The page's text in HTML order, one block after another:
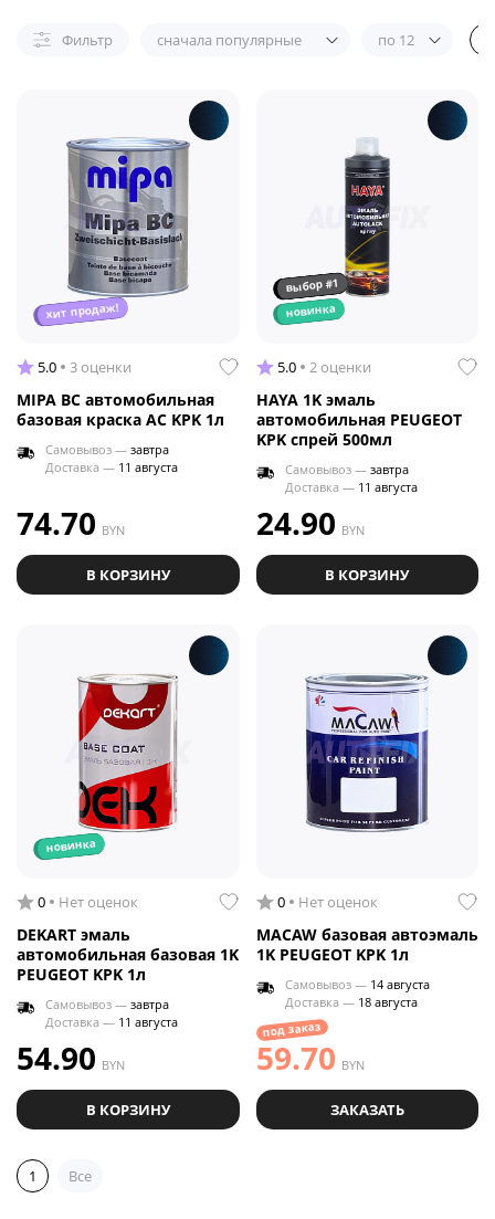
Фильтр сначала популярные по 12
хит продаж!
5.0 3 оценки
MIPA BC автомобильная
базовая краска AC KPK 1л
Самовывоз — завтра
Доставка — 11 августа
74.70 BYN
В КОРЗИНУ
выбор #1
новинка
5.0 2 оценки
HAYA 1K эмаль
автомобильная PEUGEOT
KPK спрей 500мл
Самовывоз — завтра
Доставка — 11 августа
24.90 BYN
В КОРЗИНУ
новинка
0 Нет оценок
DEKART эмаль
автомобильная базовая 1K
PEUGEOT KPK 1л
Самовывоз — завтра
Доставка — 11 августа
54.90 BYN
В КОРЗИНУ
0 Нет оценок
MACAW базовая автоэмаль
1K PEUGEOT KPK 1л
Самовывоз — 14 августа
Доставка — 18 августа
под заказ
59.70 BYN
ЗАКАЗАТЬ
1 Все